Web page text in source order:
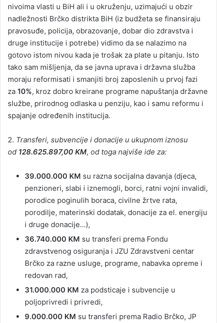
nivoima vlasti u BiH ali i u okruženju, uzimajući u obzir
nadležnosti Brčko distrikta BiH (iz budžeta se finansiraju
pravosuđe, policija, obrazovanje, dobar dio zdravstva i
druge institucije i potrebe) vidimo da se nalazimo na
gotovo istom nivou kada je trošak za plate u pitanju. Isto
tako sam mišljenja, da se javna uprava i državna služba
moraju reformisati i smanjiti broj zaposlenih u prvoj fazi
za 10%, kroz dobro kreirane programe napuštanja državne
službe, prirodnog odlaska u penziju, kao i samu reformu i
spajanje određenih institucija.
2. Transferi, subvencije i donacije u ukupnom iznosu
od 128.625.897,00 KM, od toga najviše ide za:
39.000.000 KM su razna socijalna davanja (djeca,
penzioneri, slabi i iznemogli, borci, ratni vojni invalidi,
porodice poginulih boraca, civilne žrtve rata,
porodilje, materinski dodatak, donacije za el. energiju
i druge donacije…),
36.740.000 KM su transferi prema Fondu
zdravstvenog osiguranja i JZU Zdravstveni centar
Brčko za razne usluge, programe, nabavka opreme i
redovan rad,
31.000.000 KM za podsticaje i subvencije u
poljoprivredi i privredi,
9.000.000 KM su transferi prema Radio Brčko, JP